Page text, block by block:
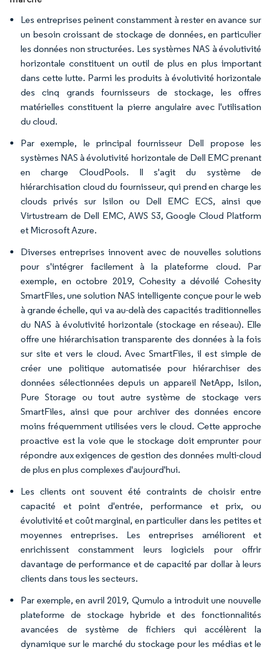
Les entreprises peinent constamment à rester en avance sur
un besoin croissant de stockage de données, en particulier
les données non structurées. Les systèmes NAS à évolutivité
horizontale constituent un outil de plus en plus important
dans cette lutte. Parmi les produits à évolutivité horizontale
des cinq grands fournisseurs de stockage, les offres
matérielles constituent la pierre angulaire avec l'utilisation
du cloud.
Par exemple, le principal fournisseur Dell propose les
systèmes NAS à évolutivité horizontale de Dell EMC prenant
en charge CloudPools. Il s'agit du système de
hiérarchisation cloud du fournisseur, qui prend en charge les
clouds privés sur Isilon ou Dell EMC ECS, ainsi que
Virtustream de Dell EMC, AWS S3, Google Cloud Platform
et Microsoft Azure.
Diverses entreprises innovent avec de nouvelles solutions
pour s'intégrer facilement à la plateforme cloud. Par
exemple, en octobre 2019, Cohesity a dévoilé Cohesity
SmartFiles, une solution NAS intelligente conçue pour le web
à grande échelle, qui va au-delà des capacités traditionnelles
du NAS à évolutivité horizontale (stockage en réseau). Elle
offre une hiérarchisation transparente des données à la fois
sur site et vers le cloud. Avec SmartFiles, il est simple de
créer une politique automatisée pour hiérarchiser des
données sélectionnées depuis un appareil NetApp, Isilon,
Pure Storage ou tout autre système de stockage vers
SmartFiles, ainsi que pour archiver des données encore
moins fréquemment utilisées vers le cloud. Cette approche
proactive est la voie que le stockage doit emprunter pour
répondre aux exigences de gestion des données multi-cloud
de plus en plus complexes d'aujourd'hui.
Les clients ont souvent été contraints de choisir entre
capacité et point d'entrée, performance et prix, ou
évolutivité et coût marginal, en particulier dans les petites et
moyennes entreprises. Les entreprises améliorent et
enrichissent constamment leurs logiciels pour offrir
davantage de performance et de capacité par dollar à leurs
clients dans tous les secteurs.
Par exemple, en avril 2019, Qumulo a introduit une nouvelle
plateforme de stockage hybride et des fonctionnalités
avancées de système de fichiers qui accélèrent la
dynamique sur le marché du stockage pour les médias et le